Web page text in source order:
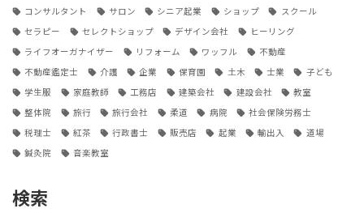
コンサルタント サロン シニア起業 ショップ スクール
セラピー セレクトショップ デザイン会社 ヒーリング
ライフオーガナイザー リフォーム ワッフル 不動産
不動産鑑定士 介護 企業 保育園 土木 士業 子ども
学生服 家庭教師 工務店 建築会社 建設会社 教室
整体院 旅行 旅行会社 柔道 病院 社会保険労務士
税理士 紅茶 行政書士 販売店 起業 輸出入 道場
鍼灸院 音楽教室
検索